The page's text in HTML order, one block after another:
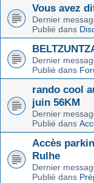
Vous avez
Dernier
Publié dans
Dernier
Publié dans
rando cool
juin 56KM
Dernier
Publié dans
Accès
Rulhe
Dernier
Publié dans